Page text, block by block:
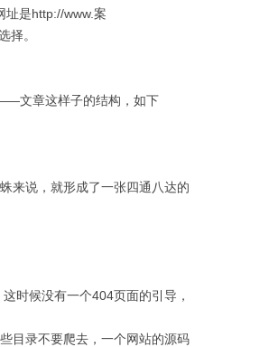
址是http://www.案
择。
文章这样子的结构，如下
来说，就形成了一张四通八达的
时候没有一个404页面的引导，
目录不要爬去，一个网站的源码